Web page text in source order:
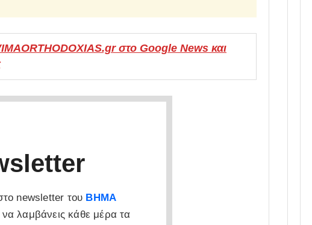
στο Google News και
newsletter του ΒΗΜΑ
να λαμβάνεις κάθε μέρα τα